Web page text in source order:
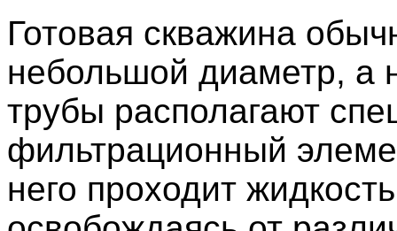
Готовая скважина
небольшой диаметр, а
трубы располагают
фильтрационный
него проходит